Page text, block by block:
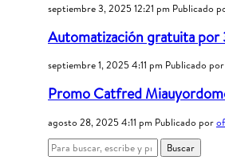
septiembre 3, 2025 12:21 pm Publicado
Automatización gratuita por
septiembre 1, 2025 4:11 pm Publicado por
Promo Catfred
agosto 28, 2025 4:11 pm Publicado por
Buscar